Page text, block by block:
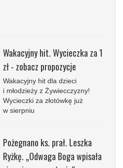
Wakacyjny hit. Wycieczka za 1
zł - zobacz propozycje
Wakacyjny hit dla dzieci
i młodzieży z Żywiecczyzny!
Wycieczki za złotówkę już
w sierpniu
Pożegnano ks. prał. Leszka
Ryżkę. „Odwaga Boga wpisała